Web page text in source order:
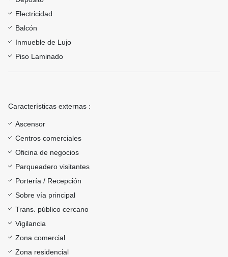
Electricidad
Balcón
Inmueble de Lujo
Piso Laminado
Características externas :
Ascensor
Centros comerciales
Oficina de negocios
Parqueadero visitantes
Portería / Recepción
Sobre vía principal
Trans. público cercano
Vigilancia
Zona comercial
Zona residencial